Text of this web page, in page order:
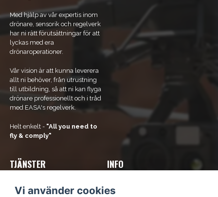
Med hjälp av vår expertis inom
drönare, sensorik och regelverk
har ni rätt förutsättningar för att
lyckas med era
drönaroperationer.
Vår vision är att kunna leverera
allt ni behöver, från utrustning
till utbildning, så att ni kan flyga
drönare professionellt och i tråd
med EASA's regelverk.
Helt enkelt - "All you need to
fly & comply"
TJÄNSTER
Bli ramavtals-kund
INFO
Kontakta oss
Vi använder cookies